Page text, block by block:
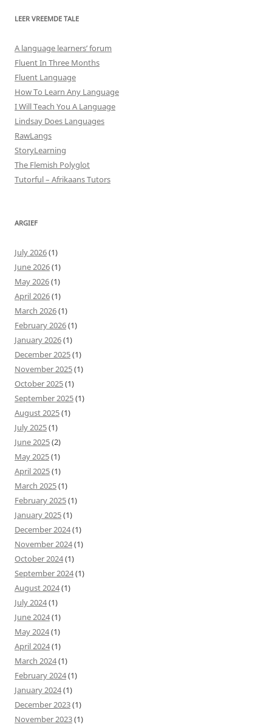
LEER VREEMDE TALE
A language learners’ forum
Fluent In Three Months
Fluent Language
How To Learn Any Language
I Will Teach You A Language
Lindsay Does Languages
RawLangs
StoryLearning
The Flemish Polyglot
Tutorful – Afrikaans Tutors
ARGIEF
July 2026(1)
June 2026(1)
May 2026(1)
April 2026(1)
March 2026(1)
February 2026(1)
January 2026(1)
December 2025(1)
November 2025(1)
October 2025(1)
September 2025(1)
August 2025(1)
July 2025(1)
June 2025(2)
May 2025(1)
April 2025(1)
March 2025(1)
February 2025(1)
January 2025(1)
December 2024(1)
November 2024(1)
October 2024(1)
September 2024(1)
August 2024(1)
July 2024(1)
June 2024(1)
May 2024(1)
April 2024(1)
March 2024(1)
February 2024(1)
January 2024(1)
December 2023(1)
November 2023(1)